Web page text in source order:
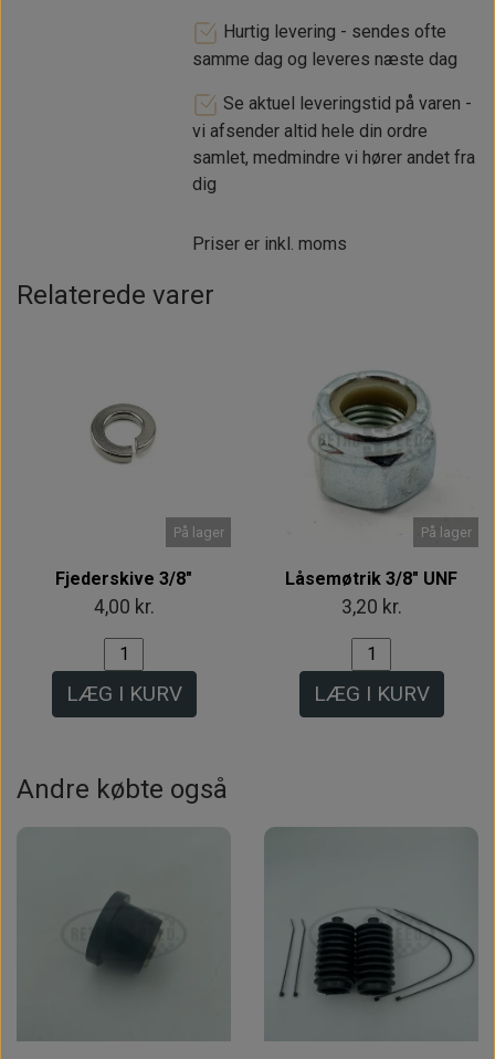
Hurtig levering - sendes ofte
samme dag og leveres næste dag
Se aktuel leveringstid på varen -
vi afsender altid hele din ordre
samlet, medmindre vi hører andet fra
dig
Priser er inkl. moms
Relaterede varer
På lager
Fjederskive 3/8"
4,00 kr.
LÆG I KURV
På lager
Låsemøtrik 3/8" UNF
3,20 kr.
LÆG I KURV
Andre købte også